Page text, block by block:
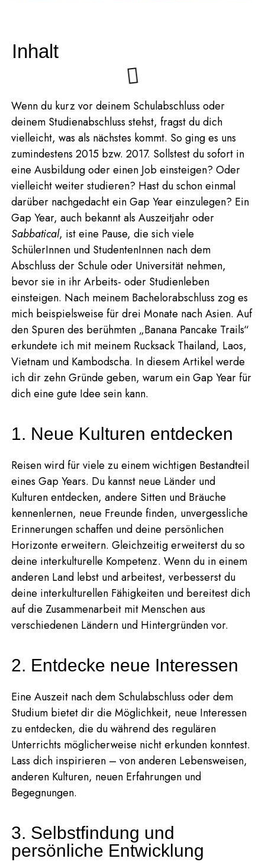
Inhalt
Wenn du kurz vor deinem Schulabschluss oder
deinem Studienabschluss stehst, fragst du dich
vielleicht, was als nächstes kommt. So ging es uns
zumindestens 2015 bzw. 2017. Sollstest du sofort in
eine Ausbildung oder einen Job einsteigen? Oder
vielleicht weiter studieren? Hast du schon einmal
darüber nachgedacht ein Gap Year einzulegen? Ein
Gap Year, auch bekannt als Auszeitjahr oder
Sabbatical, ist eine Pause, die sich viele
SchülerInnen und StudentenInnen nach dem
Abschluss der Schule oder Universität nehmen,
bevor sie in ihr Arbeits- oder Studienleben
einsteigen. Nach meinem Bachelorabschluss zog es
mich beispielsweise für drei Monate nach Asien. Auf
den Spuren des berühmten „Banana Pancake Trails“
erkundete ich mit meinem Rucksack Thailand, Laos,
Vietnam und Kambodscha. In diesem Artikel werde
ich dir zehn Gründe geben, warum ein Gap Year für
dich eine gute Idee sein kann.
1. Neue Kulturen entdecken
Reisen wird für viele zu einem wichtigen Bestandteil
eines Gap Years. Du kannst neue Länder und
Kulturen entdecken, andere Sitten und Bräuche
kennenlernen, neue Freunde finden, unvergessliche
Erinnerungen schaffen und deine persönlichen
Horizonte erweitern. Gleichzeitig erweiterst du so
deine interkulturelle Kompetenz. Wenn du in einem
anderen Land lebst und arbeitest, verbesserst du
deine interkulturellen Fähigkeiten und bereitest dich
auf die Zusammenarbeit mit Menschen aus
verschiedenen Ländern und Hintergründen vor.
2. Entdecke neue Interessen
Eine Auszeit nach dem Schulabschluss oder dem
Studium bietet dir die Möglichkeit, neue Interessen
zu entdecken, die du während des regulären
Unterrichts möglicherweise nicht erkunden konntest.
Lass dich inspirieren – von anderen Lebensweisen,
anderen Kulturen, neuen Erfahrungen und
Begegnungen.
3. Selbstfindung und
persönliche Entwicklung